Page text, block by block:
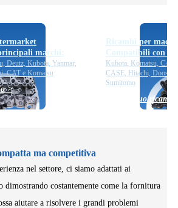
marchi:
Deutz, Kubota, Yanmar,
CAT e Komatsu
>
Ricambi per
Compatibili con i
Kubota, Komatsu, CAT,
CASE, Hitachi,
Sumitomo
Trova il tuo
ma competitiva
nel settore, ci siamo adattati ai
dimostrando costantemente come la fornitura
aiutare a risolvere i grandi problemi